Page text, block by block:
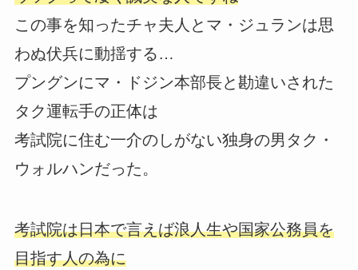
この事を知ったチャ夫人とマ・ジュランは思
わぬ伏兵に動揺する…
プングンにマ・ドジン本部長と勘違いされた
タク運転手の正体は
考試院に住む一介のしがない独身の男タク・
ウォルハンだった。
考試院は日本で言えば浪人生や国家公務員を
目指す人の為に